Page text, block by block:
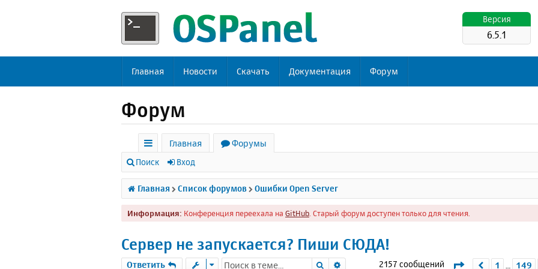
Версия
6.5.1
Главная Новости Скачать Документация Форум
Форум
с
ы
л
к
Главная
Форумы
Поиск Вход
Главная Список форумов Ошибки Open Server
Информация: Конференция переехала на GitHub . Старый форум доступен только для чтения.
Сервер не запускается? Пиши СЮДА!
Ответить ПоискРасширенный поиск
2157 сообщений Страница 151из
Пред.
1 149